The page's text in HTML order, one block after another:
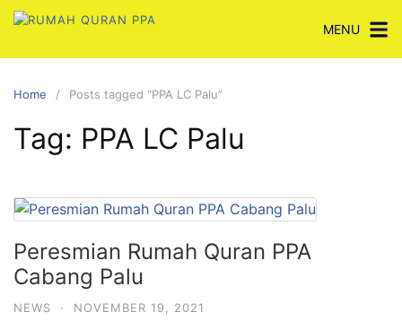
Skip
content
MENU
Home Posts tagged “PPA LC Palu”
Tag: PPA LC Palu
Peresmian Rumah Quran PPA
Cabang Palu
NEWS · NOVEMBER 19, 2021